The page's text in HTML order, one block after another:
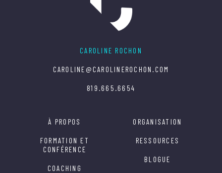
CAROLINE ROCHON
CAROLINE@CAROLINEROCHON.COM
819.665.6654
À PROPOS
FORMATION ET
CONFÉRENCE
COACHING
ORGANISATION
RESSOURCES
BLOGUE